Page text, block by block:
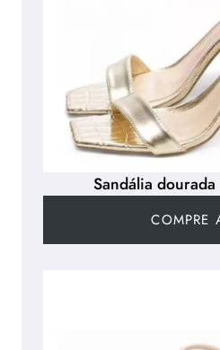
Sandália
COMPRE